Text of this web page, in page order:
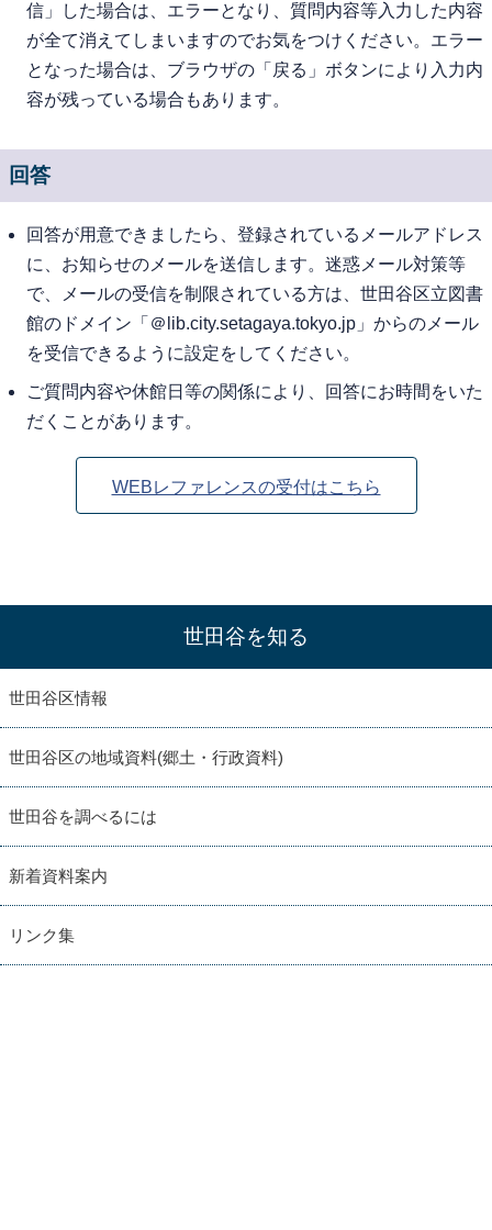
信」した場合は、エラーとなり、質問内容等入力した内容
が全て消えてしまいますのでお気をつけください。エラー
となった場合は、ブラウザの「戻る」ボタンにより入力内
容が残っている場合もあります。
回答
回答が用意できましたら、登録されているメールアドレス
に、お知らせのメールを送信します。迷惑メール対策等
で、メールの受信を制限されている方は、世田谷区立図書
館のドメイン「＠lib.city.setagaya.tokyo.jp」からのメール
を受信できるように設定をしてください。
ご質問内容や休館日等の関係により、回答にお時間をいた
だくことがあります。
WEBレファレンスの受付はこちら
世田谷を知る
世田谷区情報
世田谷区の地域資料(郷土・行政資料)
世田谷を調べるには
新着資料案内
リンク集